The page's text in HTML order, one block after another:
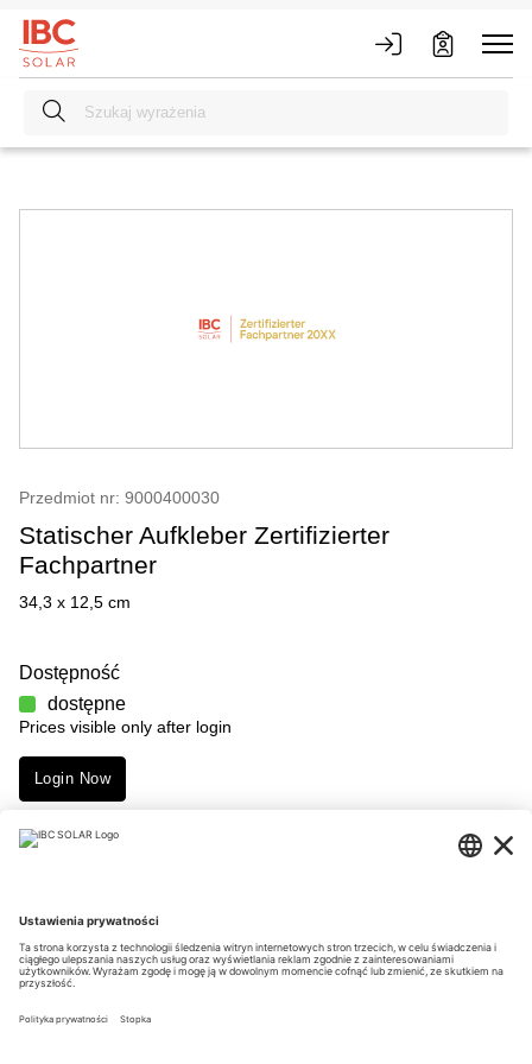
Przedmiot nr: 9000400030
Statischer Aufkleber Zertifizierter
Fachpartner
34,3 x 12,5 cm
Dostępność
dostępne
Prices visible only after login
Login Now
Merkmale
Downloads